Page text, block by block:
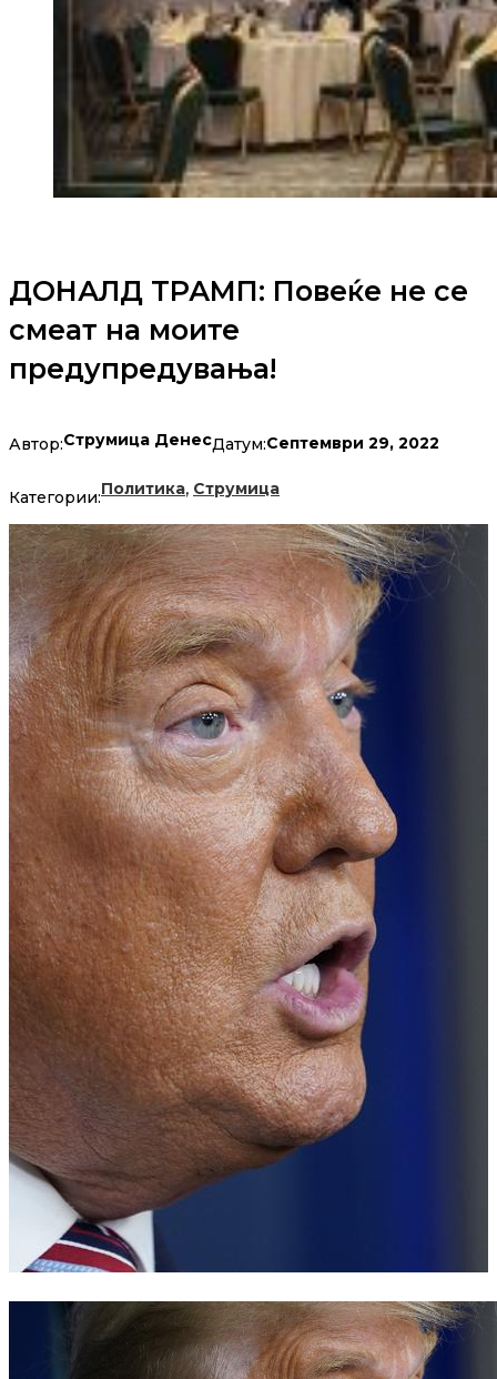
ДОНАЛД ТРАМП: Повеќе не се
смеат на моите
предупредувања!
Автор:Струмица ДенесДатум:Септември 29, 2022
Категории:Политика, Струмица